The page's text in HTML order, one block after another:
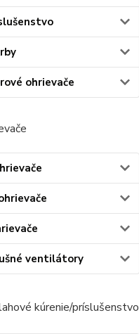
ohrievače
ventilátory
kúrenie/príslušenstvo